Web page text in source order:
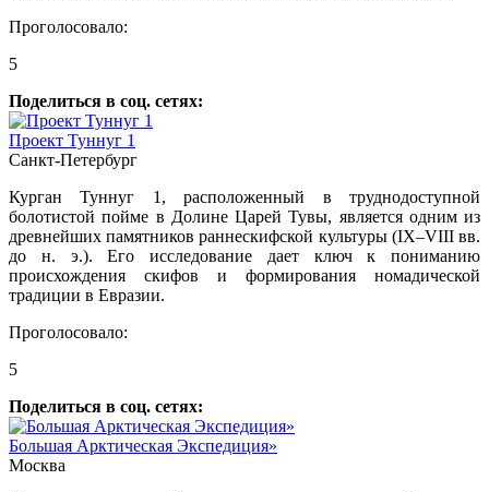
Проголосовало:
5
Поделиться в соц. сетях:
Проект Туннуг 1
Санкт-Петербург
Курган Туннуг 1, расположенный в труднодоступной
болотистой пойме в Долине Царей Тувы, является одним из
древнейших памятников раннескифской культуры (IX–VIII вв.
до н. э.). Его исследование дает ключ к пониманию
происхождения скифов и формирования номадической
традиции в Евразии.
Проголосовало:
5
Поделиться в соц. сетях:
Большая Арктическая Экспедиция»
Москва